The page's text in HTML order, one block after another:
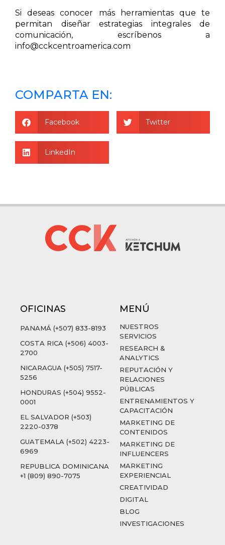
Si deseas conocer más herramientas que te
permitan diseñar estrategias integrales de
comunicación, escríbenos a
info@cckcentroamerica.com
COMPARTA EN:
Facebook Twitter
LinkedIn
OFICINAS
PANAMÁ (+507) 833-8193
COSTA RICA (+506) 4003-
2700
NICARAGUA (+505) 7517-
5256
HONDURAS (+504) 9552-
0001
EL SALVADOR (+503)
2220-0378
GUATEMALA (+502) 4223-
6969
REPUBLICA DOMINICANA
+1 (809) 890-7075
MENÚ
NUESTROS
SERVICIOS
RESEARCH &
ANALYTICS
REPUTACIÓN Y
RELACIONES
PÚBLICAS
ENTRENAMIENTOS Y
CAPACITACIÓN
MARKETING DE
CONTENIDOS
MARKETING DE
INFLUENCERS
MARKETING
EXPERIENCIAL
CREATIVIDAD
DIGITAL
BLOG
INVESTIGACIONES